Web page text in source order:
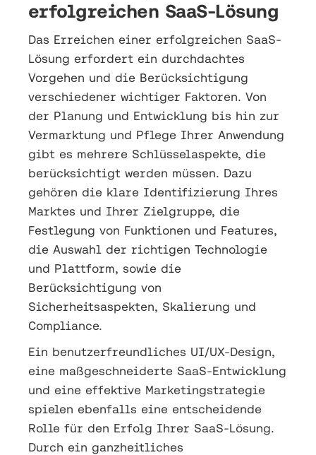
erfolgreichen SaaS-Lösung
Das Erreichen einer erfolgreichen SaaS-
Lösung erfordert ein durchdachtes
Vorgehen und die Berücksichtigung
verschiedener wichtiger Faktoren. Von
der Planung und Entwicklung bis hin zur
Vermarktung und Pflege Ihrer Anwendung
gibt es mehrere Schlüsselaspekte, die
berücksichtigt werden müssen. Dazu
gehören die klare Identifizierung Ihres
Marktes und Ihrer Zielgruppe, die
Festlegung von Funktionen und Features,
die Auswahl der richtigen Technologie
und Plattform, sowie die
Berücksichtigung von
Sicherheitsaspekten, Skalierung und
Compliance.
Ein benutzerfreundliches UI/UX-Design,
eine maßgeschneiderte SaaS-Entwicklung
und eine effektive Marketingstrategie
spielen ebenfalls eine entscheidende
Rolle für den Erfolg Ihrer SaaS-Lösung.
Durch ein ganzheitliches